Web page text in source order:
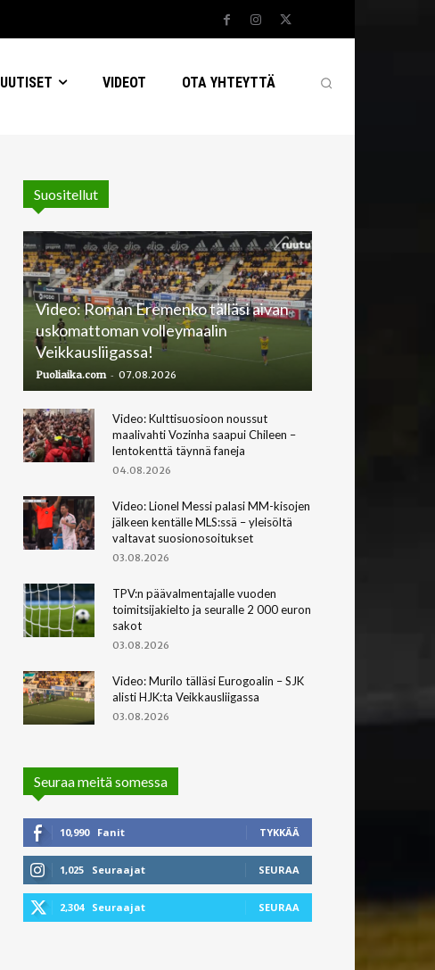
UUTISET VIDEOT OTA YHTEYTTÄ
Suositellut
Video: Roman Eremenko tälläsi aivan
uskomattoman volleymaalin
Veikkausliigassa!
Puoliaika.com - 07.08.2026
Video: Kulttisuosioon noussut
maalivahti Vozinha saapui Chileen –
lentokenttä täynnä faneja
04.08.2026
Video: Lionel Messi palasi MM-kisojen
jälkeen kentälle MLS:ssä – yleisöltä
valtavat suosionosoitukset
03.08.2026
TPV:n päävalmentajalle vuoden
toimitsijakielto ja seuralle 2 000 euron
sakot
03.08.2026
Video: Murilo tälläsi Eurogoalin – SJK
alisti HJK:ta Veikkausliigassa
03.08.2026
Seuraa meitä somessa
10,990 Fanit TYKKÄÄ
1,025 Seuraajat SEURAA
2,304 Seuraajat SEURAA